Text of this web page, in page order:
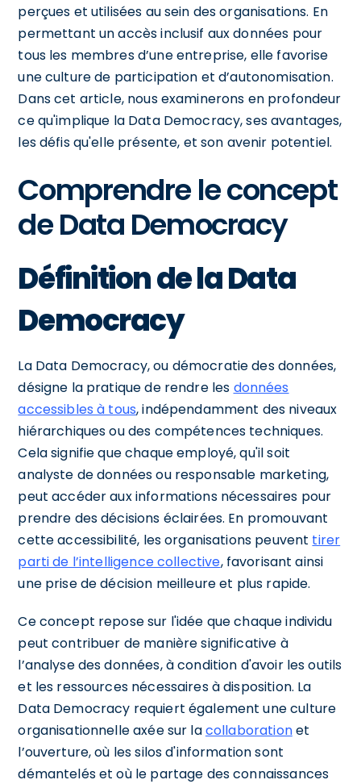
perçues et utilisées au sein des organisations. En
permettant un accès inclusif aux données pour
tous les membres d’une entreprise, elle favorise
une culture de participation et d’autonomisation.
Dans cet article, nous examinerons en profondeur
ce qu'implique la Data Democracy, ses avantages,
les défis qu'elle présente, et son avenir potentiel.
Comprendre le concept
de Data Democracy
Définition de la Data
Democracy
La Data Democracy, ou démocratie des données,
désigne la pratique de rendre les données
accessibles à tous, indépendamment des niveaux
hiérarchiques ou des compétences techniques.
Cela signifie que chaque employé, qu'il soit
analyste de données ou responsable marketing,
peut accéder aux informations nécessaires pour
prendre des décisions éclairées. En promouvant
cette accessibilité, les organisations peuvent tirer
parti de l’intelligence collective, favorisant ainsi
une prise de décision meilleure et plus rapide.
Ce concept repose sur l'idée que chaque individu
peut contribuer de manière significative à
l’analyse des données, à condition d'avoir les outils
et les ressources nécessaires à disposition. La
Data Democracy requiert également une culture
organisationnelle axée sur lacollaborationet
l’ouverture, où les silos d'information sont
démantelés et où le partage des connaissances